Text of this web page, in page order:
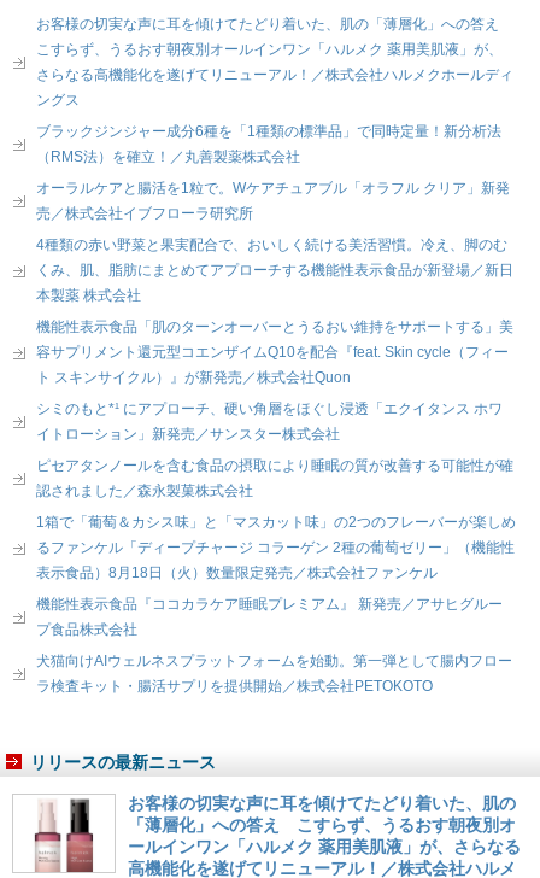
お客様の切実な声に耳を傾けてたどり着いた、肌の「薄層化」への答え
こすらず、うるおす朝夜別オールインワン「ハルメク 薬用美肌液」が、
さらなる高機能化を遂げてリニューアル！／株式会社ハルメクホールディ
ングス
ブラックジンジャー成分6種を「1種類の標準品」で同時定量！新分析法
（RMS法）を確立！／丸善製薬株式会社
オーラルケアと腸活を1粒で。Wケアチュアブル「オラフル クリア」新発
売／株式会社イブフローラ研究所
4種類の赤い野菜と果実配合で、おいしく続ける美活習慣。冷え、脚のむ
くみ、肌、脂肪にまとめてアプローチする機能性表示食品が新登場／新日
本製薬 株式会社
機能性表示食品「肌のターンオーバーとうるおい維持をサポートする」美
容サプリメント還元型コエンザイムQ10を配合『feat. Skin cycle（フィー
ト スキンサイクル）』が新発売／株式会社Quon
シミのもと*¹ にアプローチ、硬い角層をほぐし浸透「エクイタンス ホワ
イトローション」新発売／サンスター株式会社
ピセアタンノールを含む食品の摂取により睡眠の質が改善する可能性が確
認されました／森永製菓株式会社
1箱で「葡萄＆カシス味」と「マスカット味」の2つのフレーバーが楽しめ
るファンケル「ディープチャージ コラーゲン 2種の葡萄ゼリー」（機能性
表示食品）8月18日（火）数量限定発売／株式会社ファンケル
機能性表示食品『ココカラケア睡眠プレミアム』 新発売／アサヒグルー
プ食品株式会社
犬猫向けAIウェルネスプラットフォームを始動。第一弾として腸内フロー
ラ検査キット・腸活サプリを提供開始／株式会社PETOKOTO
リリースの最新ニュース
お客様の切実な声に耳を傾けてたどり着いた、肌の
「薄層化」への答え こすらず、うるおす朝夜別オ
ールインワン「ハルメク 薬用美肌液」が、さらなる
高機能化を遂げてリニューアル！／株式会社ハルメ